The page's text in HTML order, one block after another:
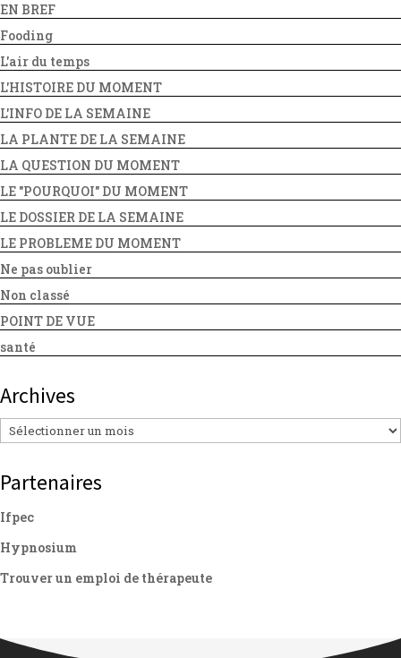
EN BREF
Fooding
L'air du temps
L'HISTOIRE DU MOMENT
L'INFO DE LA SEMAINE
LA PLANTE DE LA SEMAINE
LA QUESTION DU MOMENT
LE "POURQUOI" DU MOMENT
LE DOSSIER DE LA SEMAINE
LE PROBLEME DU MOMENT
Ne pas oublier
Non classé
POINT DE VUE
santé
Archives
Archives
Partenaires
Ifpec
Hypnosium
Trouver un emploi de thérapeute